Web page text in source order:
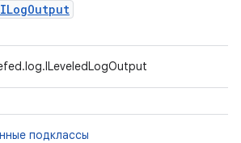
подклассы